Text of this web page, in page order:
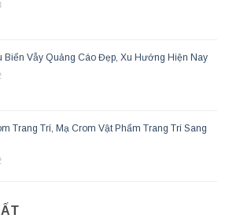
Biển Vẫy Quảng Cáo Đẹp, Xu Hướng Hiện Nay
Trang Trí, Mạ Crom Vật Phẩm Trang Trí Sang